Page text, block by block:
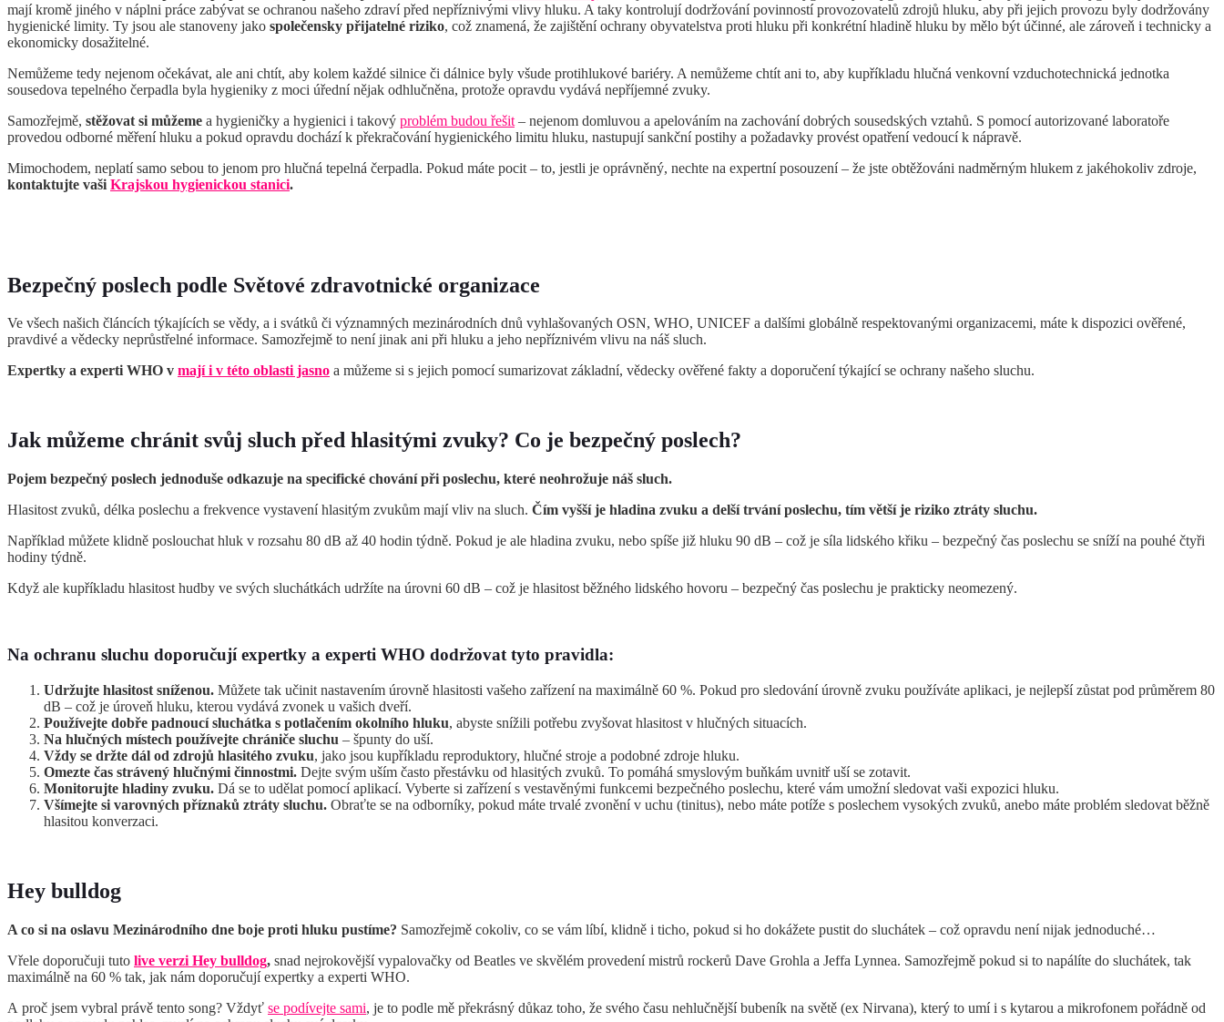
mají kromě jiného v náplni práce zabývat se ochranou našeho zdraví před nepříznivými vlivy hluku. A taky kontrolují dodržování povinností provozovatelů zdrojů hluku, aby při jejich provozu byly dodržovány
hygienické limity. Ty jsou ale stanoveny jako společensky přijatelné riziko, což znamená, že zajištění ochrany obyvatelstva proti hluku při konkrétní hladině hluku by mělo být účinné, ale zároveň i technicky a
ekonomicky dosažitelné.
Nemůžeme tedy nejenom očekávat, ale ani chtít, aby kolem každé silnice či dálnice byly všude protihlukové bariéry. A nemůžeme chtít ani to, aby kupříkladu hlučná venkovní vzduchotechnická jednotka
sousedova tepelného čerpadla byla hygieniky z moci úřední nějak odhlučněna, protože opravdu vydává nepříjemné zvuky.
Samozřejmě, stěžovat si můžeme a hygieničky a hygienici i takový problém budou řešit – nejenom domluvou a apelováním na zachování dobrých sousedských vztahů. S pomocí autorizované laboratoře
provedou odborné měření hluku a pokud opravdu dochází k překračování hygienického limitu hluku, nastupují sankční postihy a požadavky provést opatření vedoucí k nápravě.
Mimochodem, neplatí samo sebou to jenom pro hlučná tepelná čerpadla. Pokud máte pocit – to, jestli je oprávněný, nechte na expertní posouzení – že jste obtěžováni nadměrným hlukem z jakéhokoliv zdroje,
kontaktujte vaši Krajskou hygienickou stanici.
Bezpečný poslech podle Světové zdravotnické organizace
Ve všech našich článcích týkajících se vědy, a i svátků či významných mezinárodních dnů vyhlašovaných OSN, WHO, UNICEF a dalšími globálně respektovanými organizacemi, máte k dispozici ověřené,
pravdivé a vědecky neprůstřelné informace. Samozřejmě to není jinak ani při hluku a jeho nepříznivém vlivu na náš sluch.
Expertky a experti WHO v mají i v této oblasti jasno a můžeme si s jejich pomocí sumarizovat základní, vědecky ověřené fakty a doporučení týkající se ochrany našeho sluchu.
Jak můžeme chránit svůj sluch před hlasitými zvuky? Co je bezpečný poslech?
Pojem bezpečný poslech jednoduše odkazuje na specifické chování při poslechu, které neohrožuje náš sluch.
Hlasitost zvuků, délka poslechu a frekvence vystavení hlasitým zvukům mají vliv na sluch. Čím vyšší je hladina zvuku a delší trvání poslechu, tím větší je riziko ztráty sluchu.
Například můžete klidně poslouchat hluk v rozsahu 80 dB až 40 hodin týdně. Pokud je ale hladina zvuku, nebo spíše již hluku 90 dB – což je síla lidského křiku – bezpečný čas poslechu se sníží na pouhé čtyři
hodiny týdně.
Když ale kupříkladu hlasitost hudby ve svých sluchátkách udržíte na úrovni 60 dB – což je hlasitost běžného lidského hovoru – bezpečný čas poslechu je prakticky neomezený.
Na ochranu sluchu doporučují expertky a experti WHO dodržovat tyto pravidla:
Udržujte hlasitost sníženou. Můžete tak učinit nastavením úrovně hlasitosti vašeho zařízení na maximálně 60 %. Pokud pro sledování úrovně zvuku používáte aplikaci, je nejlepší zůstat pod průměrem 80
dB – což je úroveň hluku, kterou vydává zvonek u vašich dveří.
Používejte dobře padnoucí sluchátka s potlačením okolního hluku, abyste snížili potřebu zvyšovat hlasitost v hlučných situacích.
Na hlučných místech používejte chrániče sluchu – špunty do uší.
Vždy se držte dál od zdrojů hlasitého zvuku, jako jsou kupříkladu reproduktory, hlučné stroje a podobné zdroje hluku.
Omezte čas strávený hlučnými činnostmi. Dejte svým uším často přestávku od hlasitých zvuků. To pomáhá smyslovým buňkám uvnitř uší se zotavit.
Monitorujte hladiny zvuku. Dá se to udělat pomocí aplikací. Vyberte si zařízení s vestavěnými funkcemi bezpečného poslechu, které vám umožní sledovat vaši expozici hluku.
Všímejte si varovných příznaků ztráty sluchu. Obraťte se na odborníky, pokud máte trvalé zvonění v uchu (tinitus), nebo máte potíže s poslechem vysokých zvuků, anebo máte problém sledovat běžně
hlasitou konverzaci.
Hey bulldog
A co si na oslavu Mezinárodního dne boje proti hluku pustíme? Samozřejmě cokoliv, co se vám líbí, klidně i ticho, pokud si ho dokážete pustit do sluchátek – což opravdu není nijak jednoduché…
Vřele doporučuji tuto live verzi Hey bulldog, snad nejrokovější vypalovačky od Beatles ve skvělém provedení mistrů rockerů Dave Grohla a Jeffa Lynnea. Samozřejmě pokud si to napálíte do sluchátek, tak
maximálně na 60 % tak, jak nám doporučují expertky a experti WHO.
A proč jsem vybral právě tento song? Vždyť se podívejte sami, je to podle mě překrásný důkaz toho, že svého času nehlučnější bubeník na světě (ex Nirvana), který to umí i s kytarou a mikrofonem pořádně od